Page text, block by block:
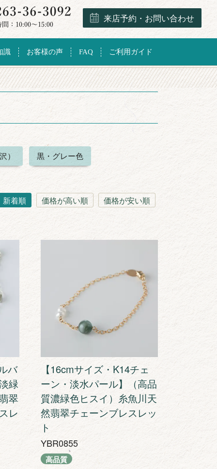
来店予約・お問い合わせ
識 お客様の声 FAQ ご利用ガイド
） 黒・グレー色
新着順 価格が高い順 価格が安い順
バ
緑
翠
レ
【16cmサイズ・K14チェ
ーン・淡水パール】（高品
質濃緑色ヒスイ）糸魚川天
然翡翠チェーンブレスレッ
ト
YBR0855
高品質